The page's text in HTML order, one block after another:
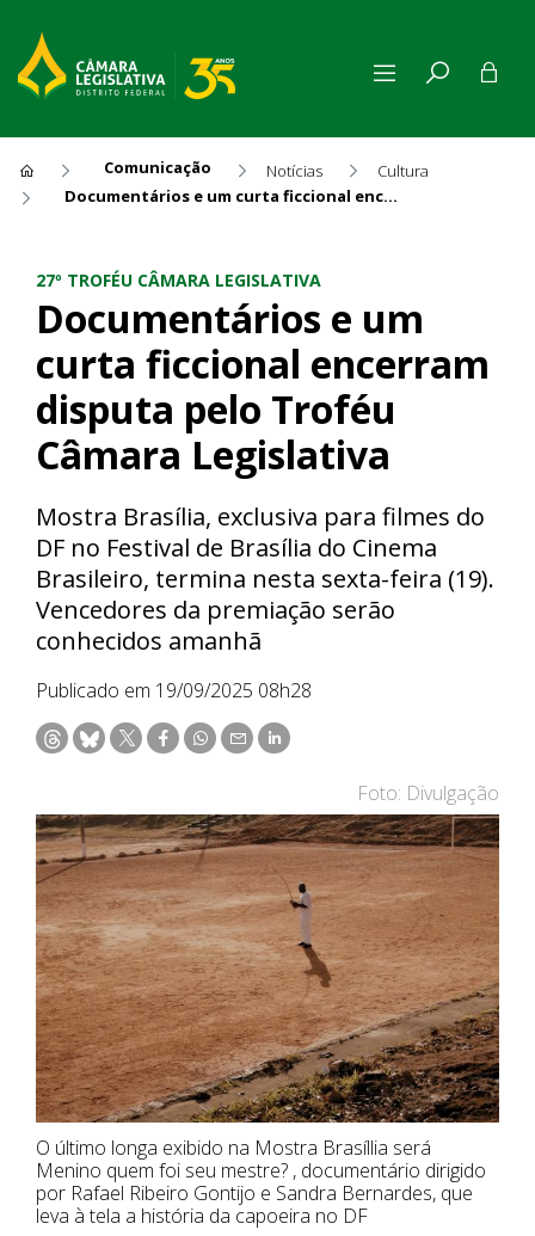
Comunicação Notícias
Cultura
Documentários e um curta ficcional encerram disputa pelo Troféu Câmara Legislativa
27º TROFÉU CÂMARA LEGISLATIVA
Documentários e um
curta ficcional encerram
disputa pelo Troféu
Câmara Legislativa
Mostra Brasília, exclusiva para filmes do
DF no Festival de Brasília do Cinema
Brasileiro, termina nesta sexta-feira (19).
Vencedores da premiação serão
conhecidos amanhã
Publicado em 19/09/2025 08h28
Foto: Divulgação
O último longa exibido na Mostra Brasíllia será
Menino quem foi seu mestre? , documentário dirigido
por Rafael Ribeiro Gontijo e Sandra Bernardes, que
leva à tela a história da capoeira no DF